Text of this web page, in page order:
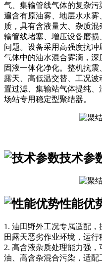
气、集输管线气体的复杂
遍含有原油雾、地层水水
质，具有含液量大、杂质
输管线堵塞、增压设备磨
问题。设备采用高强度抗
气体中的油水混合雾滴，深
固液一体化净化。整机抗
露天、高低温交替、工况
置过滤、集输站气体提纯、
场站专用稳定型聚结器。
技术参
性能优
1. 油田野外工况专属适配
田露天恶劣作业环境，运行
2. 高含液杂质处理能力强
油、高含杂混合污染，适配